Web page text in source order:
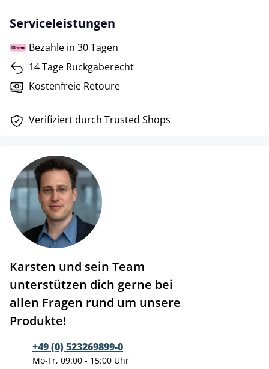
Serviceleistungen
Bezahle in 30 Tagen
14 Tage Rückgaberecht
Kostenfreie Retoure
Verifiziert durch Trusted Shops
Karsten und sein Team
unterstützen dich gerne bei
allen Fragen rund um unsere
Produkte!
+49 (0) 523269899-0
Mo-Fr, 09:00 - 15:00 Uhr